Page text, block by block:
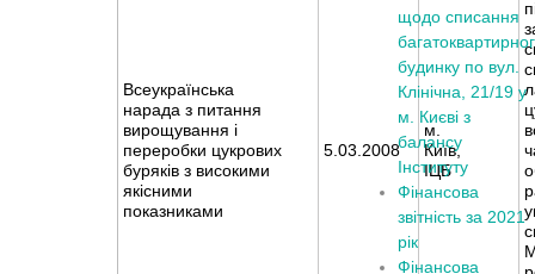
Всеукраїнська
нарада з питання
вирощування і
переробки цукрових
буряків з високими
якісними
показниками
5.03.2008
м.
Київ,
ІЦБ
щодо списання
будинку по вул.
Клінічна, 21/19 у
м. Києві з
балансу
Інституту
Фінансова
звітність за 2021
рік
Фінансова